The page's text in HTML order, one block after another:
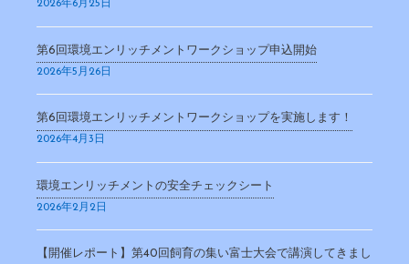
2026年6月25日
第6回環境エンリッチメントワークショップ申込開始
2026年5月26日
第6回環境エンリッチメントワークショップを実施します！
2026年4月3日
環境エンリッチメントの安全チェックシート
2026年2月2日
【開催レポート】第40回飼育の集い富士大会で講演してきまし